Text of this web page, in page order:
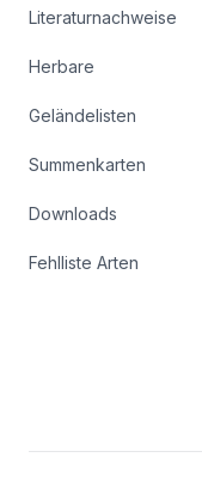
Literaturnachweise
Herbare
Geländelisten
Summenkarten
Downloads
Fehlliste Arten